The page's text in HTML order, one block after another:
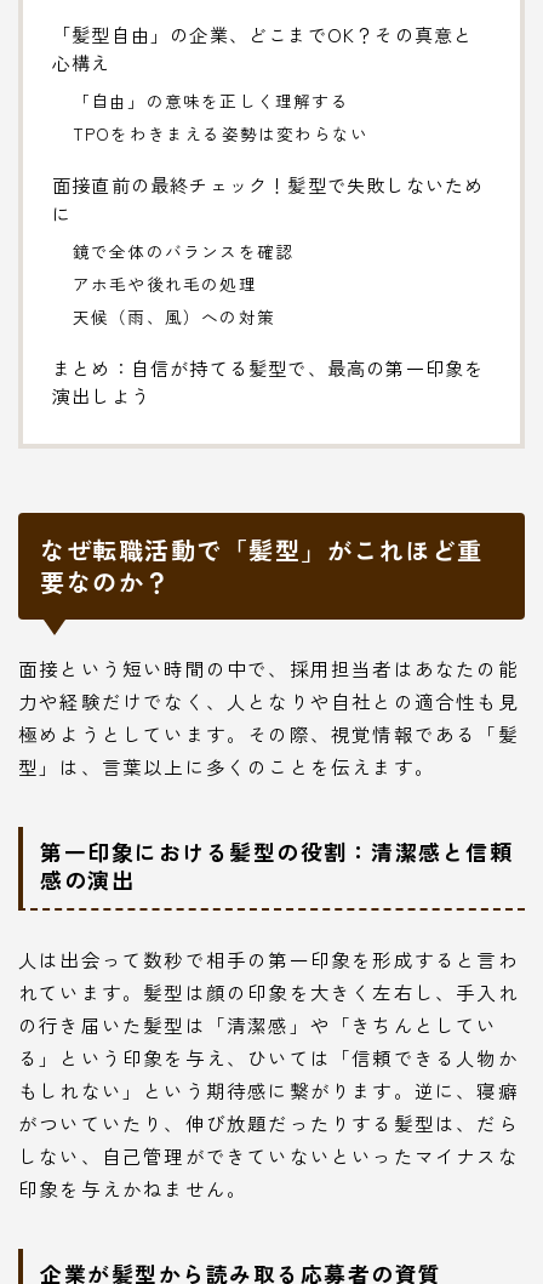
「髪型自由」の企業、どこまでOK？その真意と
心構え
「自由」の意味を正しく理解する
TPOをわきまえる姿勢は変わらない
面接直前の最終チェック！髪型で失敗しないため
に
鏡で全体のバランスを確認
アホ毛や後れ毛の処理
天候（雨、風）への対策
まとめ：自信が持てる髪型で、最高の第一印象を
演出しよう
なぜ転職活動で「髪型」がこれほど重
要なのか？
面接という短い時間の中で、採用担当者はあなたの能
力や経験だけでなく、人となりや自社との適合性も見
極めようとしています。その際、視覚情報である「髪
型」は、言葉以上に多くのことを伝えます。
第一印象における髪型の役割：清潔感と信頼
感の演出
人は出会って数秒で相手の第一印象を形成すると言わ
れています。髪型は顔の印象を大きく左右し、手入れ
の行き届いた髪型は「清潔感」や「きちんとしてい
る」という印象を与え、ひいては「信頼できる人物か
もしれない」という期待感に繋がります。逆に、寝癖
がついていたり、伸び放題だったりする髪型は、だら
しない、自己管理ができていないといったマイナスな
印象を与えかねません。
企業が髪型から読み取る応募者の資質